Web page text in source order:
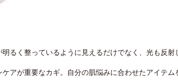
るく整っているように見えるだけでなく、光も反射
アが重要なカギ。自分の肌悩みに合わせたアイテム